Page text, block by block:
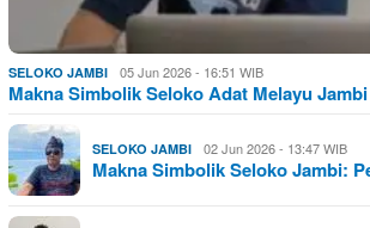
SELOKO JAMBI 05 Jun 2026 - 16:51 WIB
Makna Simbolik Seloko Adat Melayu
SELOKO JAMBI 02 Jun 2026 - 13:47 WIB
Makna Simbolik Seloko Jambi: